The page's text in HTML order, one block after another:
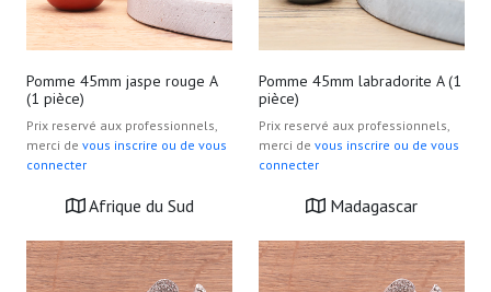
Pomme 45mm jaspe rouge A
(1 pièce)
Prix reservé aux professionnels,
merci de vous inscrire ou de vous
connecter
Afrique du Sud
Pomme 45mm labradorite A (1
pièce)
Prix reservé aux professionnels,
merci de vous inscrire ou de vous
connecter
Madagascar